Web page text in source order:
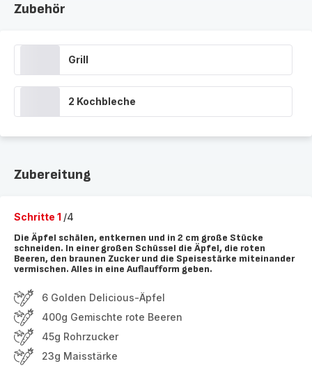
Zubehör
Grill
2 Kochbleche
Zubereitung
Schritte 1 /4
Die Äpfel schälen, entkernen und in 2 cm große Stücke
schneiden. In einer großen Schüssel die Äpfel, die roten
Beeren, den braunen Zucker und die Speisestärke miteinander
vermischen. Alles in eine Auflaufform geben.
6 Golden Delicious-Äpfel
400g Gemischte rote Beeren
45g Rohrzucker
23g Maisstärke